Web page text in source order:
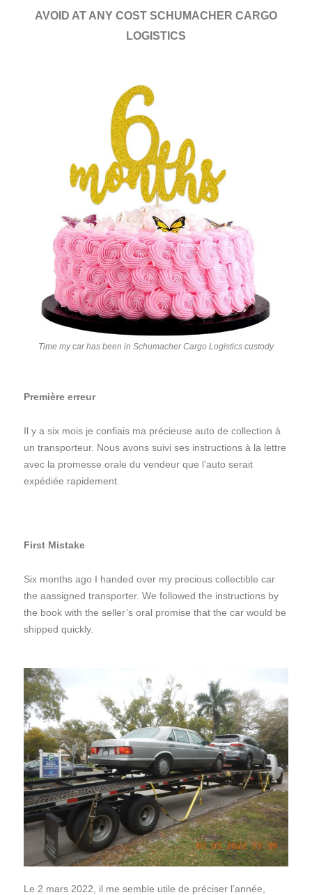
AVOID AT ANY COST SCHUMACHER CARGO
LOGISTICS
Time my car has been in Schumacher Cargo Logistics custody
Première erreur
Il y a six mois je confiais ma précieuse auto de collection à
un transporteur. Nous avons suivi ses instructions à la lettre
avec la promesse orale du vendeur que l’auto serait
expédiée rapidement.
First Mistake
Six months ago I handed over my precious collectible car
the aassigned transporter. We followed the instructions by
the book with the seller’s oral promise that the car would be
shipped quickly.
Le 2 mars 2022, il me semble utile de préciser l’année,